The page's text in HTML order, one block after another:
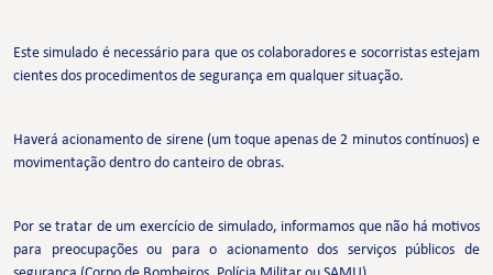
Este simulado é necessário para que os colaboradores e socorristas estejam
cientes dos procedimentos de segurança em qualquer situação.
Haverá acionamento de sirene (um toque apenas de 2 minutos contínuos) e
movimentação dentro do canteiro de obras.
Por se tratar de um exercício de simulado, informamos que não há motivos
para preocupações ou para o acionamento dos serviços públicos de